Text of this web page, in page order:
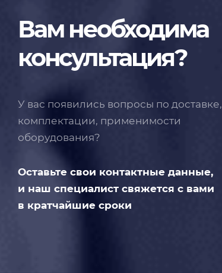
Вам необходима
консультация?
У вас появились вопросы по доставке,
комплектации, применимости
оборудования?
Оставьте свои контактные данные,
и наш специалист свяжется с вами
в кратчайшие сроки